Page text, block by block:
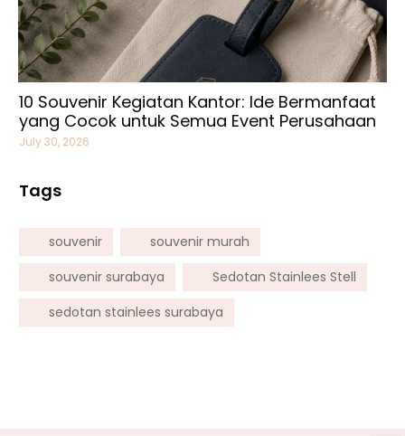
10 Souvenir Kegiatan Kantor: Ide Bermanfaat
yang Cocok untuk Semua Event Perusahaan
July 30, 2026
Tags
souvenir
souvenir murah
souvenir surabaya
Sedotan Stainlees Stell
sedotan stainlees surabaya